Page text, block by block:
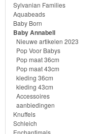
Puzzels
Avengers
Forever
Friends
Spiderman
Disney
princess
Sylvanian Families
Aquabeads
Baby Born
Baby Annabell
Nieuwe artikelen 2023
Pop Voor Babys
Pop maat 36cm
Pop maat 43cm
kleding 36cm
kleding 43cm
Accessoires
aanbiedingen
Knuffels
Schleich